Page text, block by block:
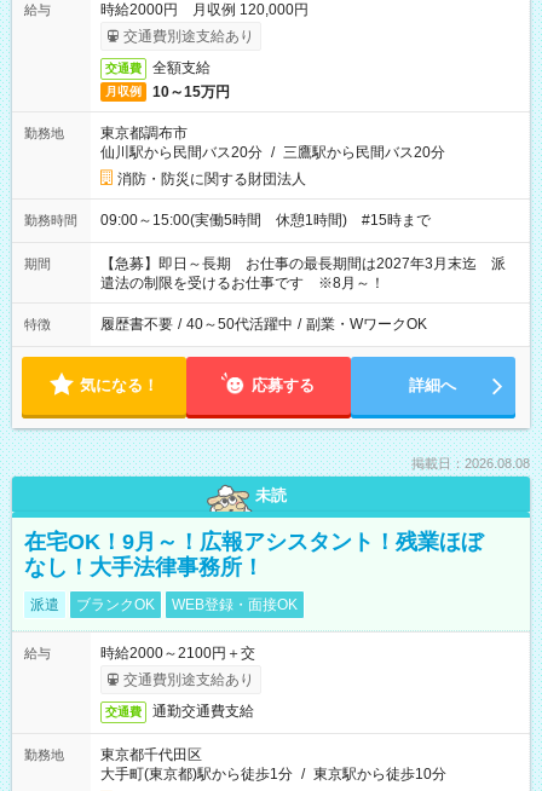
給与
時給2000円 月収例 120,000円
交通費別途支給あり
交通費 全額支給
月収例 10～15万円
勤務地
東京都調布市
仙川駅から民間バス20分 / 三鷹駅から民間バス20分
消防・防災に関する財団法人
勤務時間 09:00～15:00(実働5時間 休憩1時間) #15時まで
期間
【急募】即日～長期 お仕事の最長期間は2027年3月末迄 派
遣法の制限を受けるお仕事です ※8月～！
特徴 履歴書不要 / 40～50代活躍中 / 副業・WワークOK
気になる！ 応募する 詳細へ
掲載日：2026.08.08
未読
在宅OK！9月～！広報アシスタント！残業ほぼ
なし！大手法律事務所！
派遣 ブランクOK WEB登録・面接OK
給与
時給2000～2100円＋交
交通費別途支給あり
交通費 通勤交通費支給
勤務地
東京都千代田区
大手町(東京都)駅から徒歩1分 / 東京駅から徒歩10分